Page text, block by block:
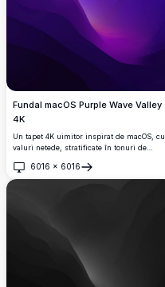
Fundal macOS Purple Wave Valley
4K
Un tapet 4K uimitor inspirat de macOS, cu
valuri netede, stratificate în tonuri de
6016 × 6016
Deschide